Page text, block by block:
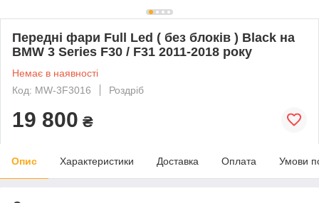
Передні фари Full Led ( без блоків ) Black на
BMW 3 Series F30 / F31 2011-2018 року
Немає в наявності
Код: MW-3F3016
Роздріб
19 800 ₴
Опис Характеристики Доставка Оплата Умови